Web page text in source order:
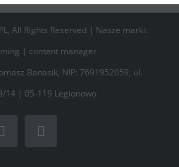
All Rights Reserved | Nasze marki:
| content manager
Banasik, NIP: 7691952059, ul.
14 | 05-119 Legionowo
Facebook